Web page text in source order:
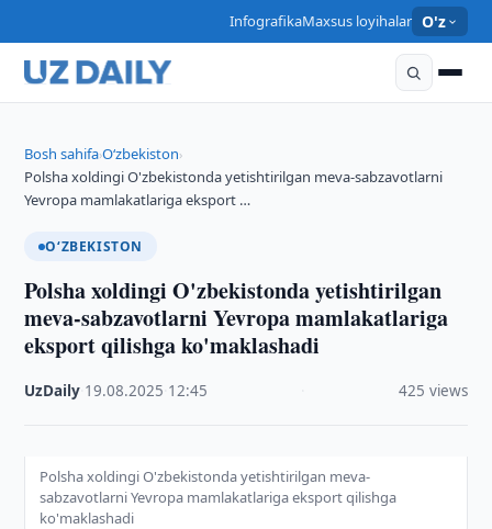
InfografikaMaxsus loyihalar O'z
Bosh sahifa›O‘zbekiston›
Polsha xoldingi O'zbekistonda yetishtirilgan meva-sabzavotlarni
Yevropa mamlakatlariga eksport …
O‘ZBEKISTON
Polsha xoldingi O'zbekistonda yetishtirilgan
meva-sabzavotlarni Yevropa mamlakatlariga
eksport qilishga ko'maklashadi
UzDaily 19.08.2025 12:45 425 views
Polsha xoldingi O'zbekistonda yetishtirilgan meva-
sabzavotlarni Yevropa mamlakatlariga eksport qilishga
ko'maklashadi